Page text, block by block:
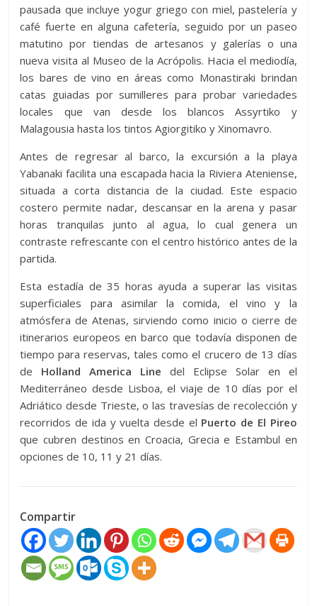
pausada que incluye yogur griego con miel, pastelería y
café fuerte en alguna cafetería, seguido por un paseo
matutino por tiendas de artesanos y galerías o una
nueva visita al Museo de la Acrópolis. Hacia el mediodía,
los bares de vino en áreas como Monastiraki brindan
catas guiadas por sumilleres para probar variedades
locales que van desde los blancos Assyrtiko y
Malagousia hasta los tintos Agiorgitiko y Xinomavro.
Antes de regresar al barco, la excursión a la playa
Yabanaki facilita una escapada hacia la Riviera Ateniense,
situada a corta distancia de la ciudad. Este espacio
costero permite nadar, descansar en la arena y pasar
horas tranquilas junto al agua, lo cual genera un
contraste refrescante con el centro histórico antes de la
partida.
Esta estadía de 35 horas ayuda a superar las visitas
superficiales para asimilar la comida, el vino y la
atmósfera de Atenas, sirviendo como inicio o cierre de
itinerarios europeos en barco que todavía disponen de
tiempo para reservas, tales como el crucero de 13 días
de Holland America Line del Eclipse Solar en el
Mediterráneo desde Lisboa, el viaje de 10 días por el
Adriático desde Trieste, o las travesías de recolección y
recorridos de ida y vuelta desde el Puerto de El Pireo
que cubren destinos en Croacia, Grecia e Estambul en
opciones de 10, 11 y 21 días.
Compartir